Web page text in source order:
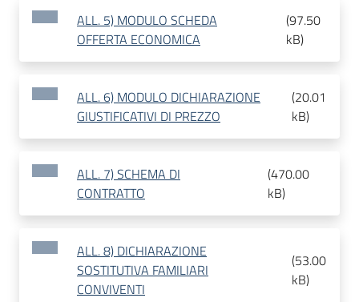
ALL. 5) MODULO SCHEDA
OFFERTA ECONOMICA
(97.50
kB)
ALL. 6) MODULO DICHIARAZIONE
GIUSTIFICATIVI DI PREZZO
(20.01
kB)
ALL. 7) SCHEMA DI
CONTRATTO
(470.00
kB)
ALL. 8) DICHIARAZIONE
SOSTITUTIVA FAMILIARI
CONVIVENTI
(53.00
kB)